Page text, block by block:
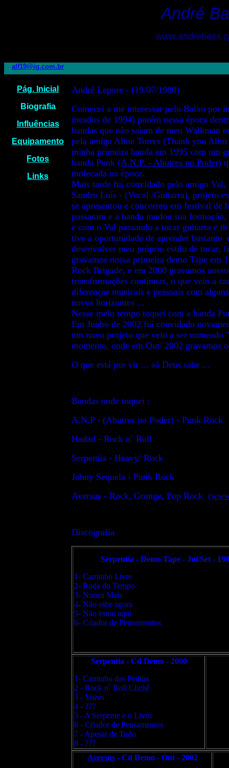
André
alf19@ig.com.br
Pág. Inicial
Biografia
Influências
Equipamento
Fotos
Links
André Lepore - (19/07/1980)
Comecei a me interessar pelo Baixo por
meados de 1994) porém nessa época
bandas que não saiam de meu Walkman
pela amiga Aline Torres (Thank you
minha primeira banda em 1995 com um
banda Punk (A.N.P. - Abutres no Poder)
molecada na época.
Mais tarde fui convidado pelo amigo
Sandro Luís - (Vocal /Guitarra), projeto
se apresentou e concorreu em festival de
passaram e a banda mudou sua
e com o Val passando a tocar guitarra e
tive a oportunidade de aprender
desenvolver meu próprio estilo de tocar,
gravamos nossa primeira demo Tape em
Rock Brigade, e em 2000 gravamos
transformações contínuas, o que veio a
diferenças musicais e pessoais com
novos horizontes ...
Nesse meio tempo toquei com a banda
Em Junho de 2002 fui convidado
um novo projeto que veio a ser nomeado "
momento, onde em Out/ 2002 gravamos
O que está por vir ... só Deus sabe ...
Bandas onde toquei :
A.N.P - (Abutres no Poder) - Punk Rock
Hadad - Rock n` Roll
Serpentia - Heavy/ Rock
Johny Sequela - Punk Rock
Aversus - Rock, Grunge, Pop Rock
Discografia
Serpentia - Demo Tape - Jul/Set -
1- Caminho Livre
2- Roda do Tempo
3- Nunca Mais
4- Não olhe agora
5- Não estou aqui
6- Criador de Pensamentos
Serpentia - Cd Demo - 2000
1- Caminho das Pedras
2 - Rock n´ Roll Clichê
3 - Vozes
4 - ???
5 - A Serpente e o Livro
6 - Criador de Pensamentos
7 - Apesar de Tudo
8 - ???
Aversus - Cd Demo - Out - 2002